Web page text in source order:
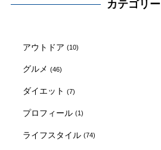
カテゴリー
アウトドア (10)
グルメ (46)
ダイエット (7)
プロフィール (1)
ライフスタイル (74)